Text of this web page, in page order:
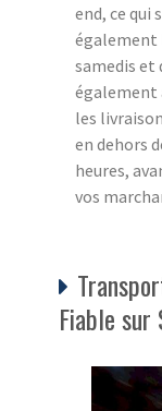
end, ce qui
également
samedis et
également
les
en dehors
heures,
vos
Fiable sur